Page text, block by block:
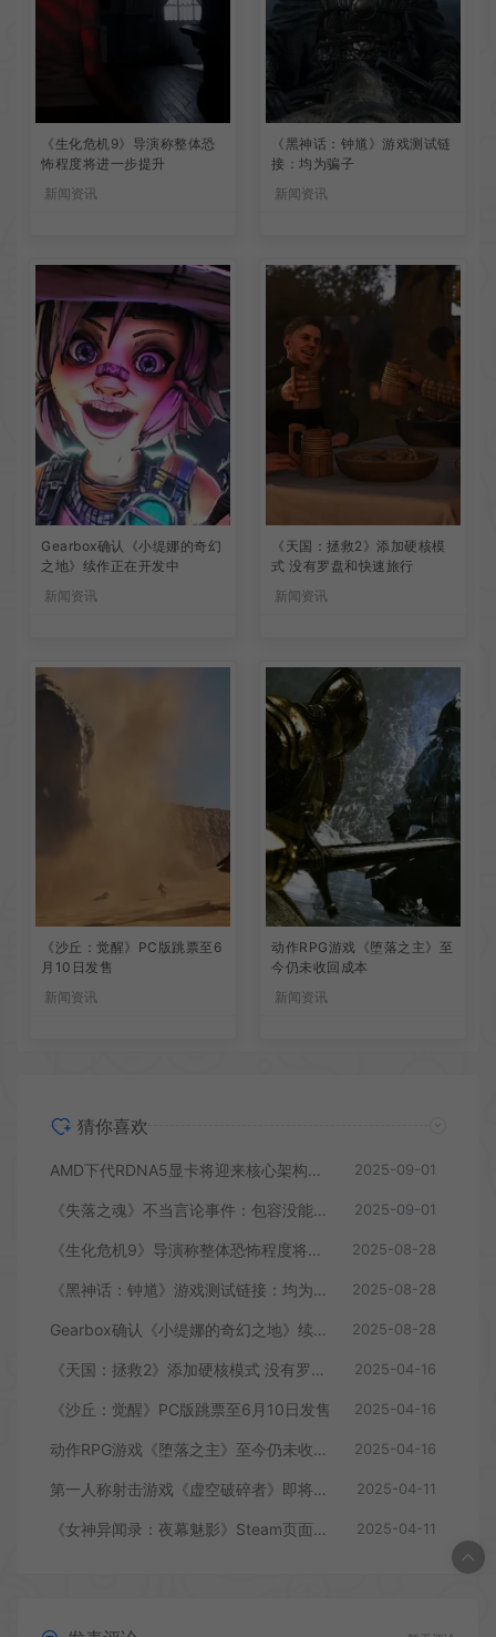
《生化危机9》导演称整体恐
怖程度将进一步提升
新闻资讯
《黑神话：钟馗》游戏测试链
接：均为骗子
新闻资讯
Gearbox确认《小缇娜的奇幻
之地》续作正在开发中
新闻资讯
《天国：拯救2》添加硬核模
式 没有罗盘和快速旅行
新闻资讯
《沙丘：觉醒》PC版跳票至6
月10日发售
新闻资讯
动作RPG游戏《堕落之主》至
今仍未收回成本
新闻资讯
猜你喜欢
AMD下代RDNA5显卡将迎来核心架构大幅升级 2025-09-01
《失落之魂》不当言论事件：包容没能消解过激言论 2025-09-01
《生化危机9》导演称整体恐怖程度将进一步提升 2025-08-28
《黑神话：钟馗》游戏测试链接：均为骗子 2025-08-28
Gearbox确认《小缇娜的奇幻之地》续作正在开发中 2025-08-28
《天国：拯救2》添加硬核模式 没有罗盘和快速旅行 2025-04-16
《沙丘：觉醒》PC版跳票至6月10日发售 2025-04-16
动作RPG游戏《堕落之主》至今仍未收回成本 2025-04-16
第一人称射击游戏《虚空破碎者》即将多平台上线 2025-04-11
《女神异闻录：夜幕魅影》Steam页面上线 2025-04-11